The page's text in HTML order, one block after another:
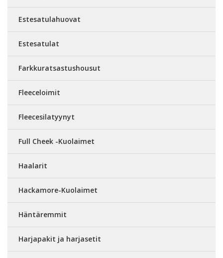
Estesatulahuovat
Estesatulat
Farkkuratsastushousut
Fleeceloimit
Fleecesilatyynyt
Full Cheek -Kuolaimet
Haalarit
Hackamore-Kuolaimet
Häntäremmit
Harjapakit ja harjasetit